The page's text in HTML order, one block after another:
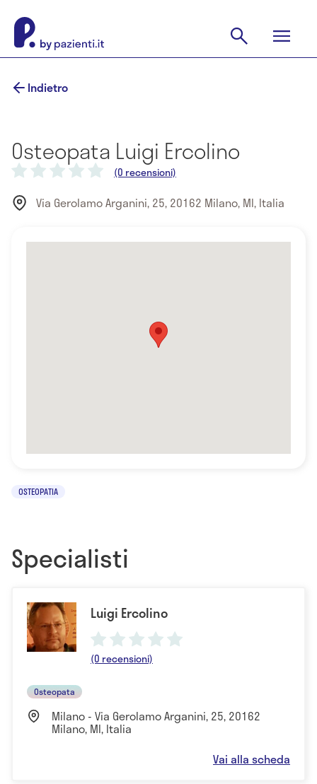
Indietro
Osteopata Luigi Ercolino
(0 recensioni)
Via Gerolamo Arganini, 25, 20162 Milano, MI, Italia
OSTEOPATIA
Specialisti
Luigi Ercolino
(0 recensioni)
Osteopata
Milano - Via Gerolamo Arganini, 25, 20162
Milano, MI, Italia
Vai alla scheda